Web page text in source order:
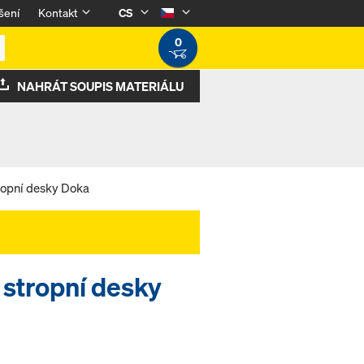
Kontakt
CS
0
NAHRÁT SOUPIS MATERIÁLU
desky Doka
desky